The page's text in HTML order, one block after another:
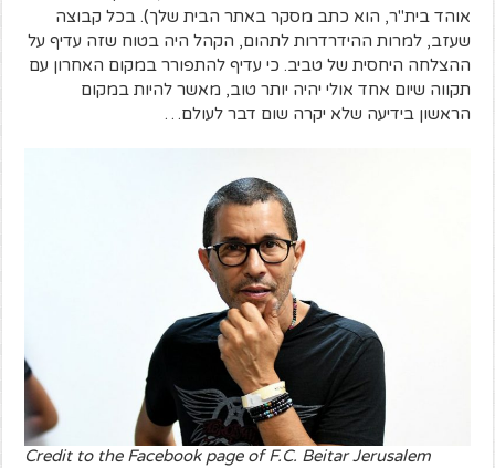
אוהד בית"ר, הוא כתב מסקר באתר הבית שלך). בכל קבוצה
שעזב, למרות ההידרדרות לתהום, הקהל היה בטוח שזה עדיף על
ההצלחה היחסית של טביב. כי עדיף להתפורר במקום האחרון עם
תקווה שיום אחד אולי יהיה יותר טוב, מאשר להיות במקום
הראשון בידיעה שלא יקרה שום דבר לעולם…
Credit to the Facebook page of F.C. Beitar Jerusalem